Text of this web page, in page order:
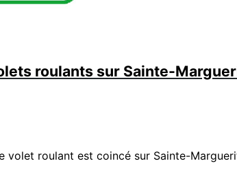
roulants sur Sainte-
volet roulant est coincé sur Sainte-